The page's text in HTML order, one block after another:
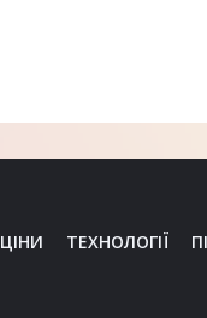
ЦІНИ ТЕХНОЛОГІЇ